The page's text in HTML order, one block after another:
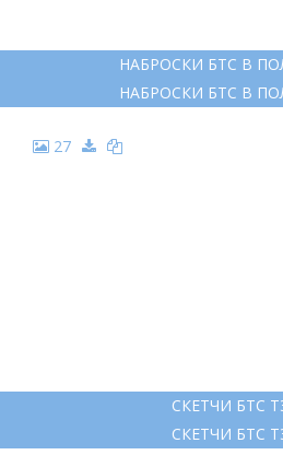
НАБРОСКИ БТС В
НАБРОСКИ БТС В
27
СКЕТЧИ БТС
СКЕТЧИ БТС